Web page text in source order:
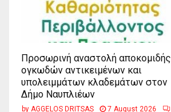
Προσωρινή αναστολή αποκομιδής
ογκωδών αντικειμένων και
υπολειμμάτων κλαδεμάτων στον
Δήμο Ναυπλιέων
by AGGELOS DRITSAS 7 August 2026